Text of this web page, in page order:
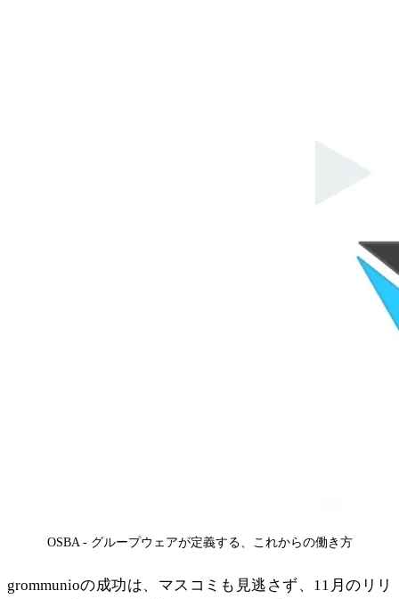
OSBA - グループウェアが定義する、これからの働き方
grommunioの成功は、マスコミも見逃さず、11月のリリ